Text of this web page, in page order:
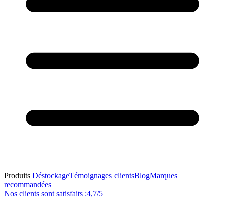
Produits DéstockageTémoignages clientsBlogMarques
recommandées
Nos clients sont satisfaits :4,7/5